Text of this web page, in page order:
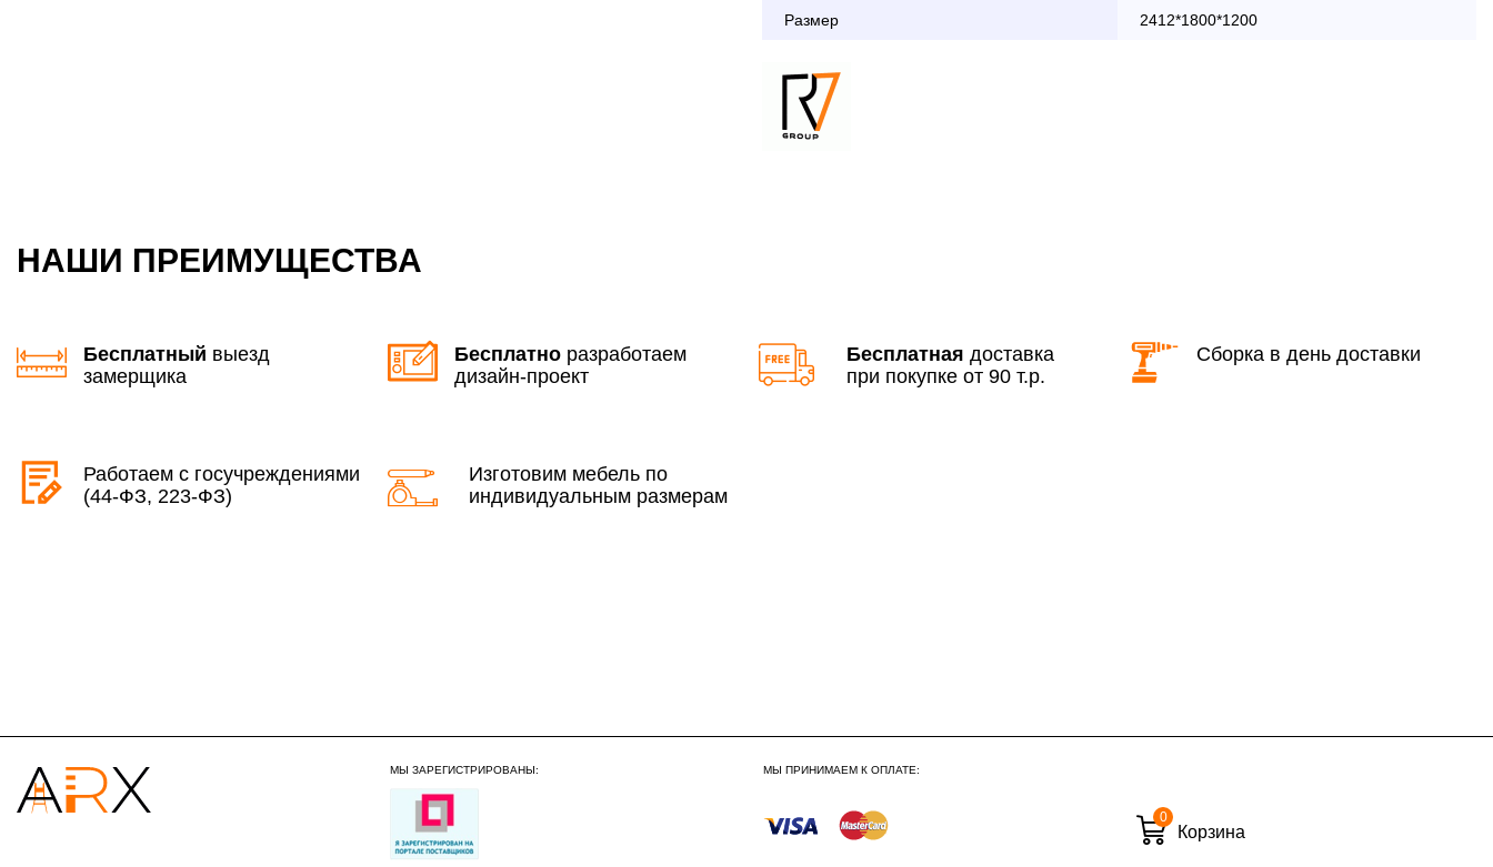
Размер 2412*1800*1200
По Москве в пределах МКАД осуществляется в будние дни
Свыше 90 000 руб.
Сборка по Московской области при заказе:
Свыше 300 000 руб.
НАШИ ПРЕИМУЩЕСТВА
Бесплатный выезд
замерщика
Бесплатно разработаем
дизайн-проект
Бесплатная доставка
при покупке от 90 т.р.
Сборка в день доставки
Работаем с госучреждениями
(44-ФЗ, 223-ФЗ)
Изготовим мебель по
индивидуальным размерам
МЫ ЗАРЕГИСТРИРОВАНЫ: МЫ ПРИНИМАЕМ К ОПЛАТЕ:
0
Корзина